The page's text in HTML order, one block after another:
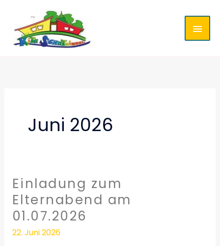
springen
Juni 2026
Einladung zum
Elternabend am
01.07.2026
22. Juni 2026
Einladung
zum
Elternabend
am
01.07.2026